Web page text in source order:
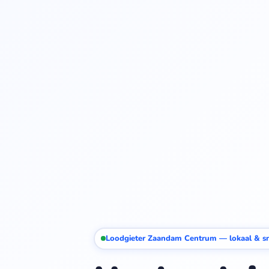
Loodgieter Zaandam Centrum — lokaal &